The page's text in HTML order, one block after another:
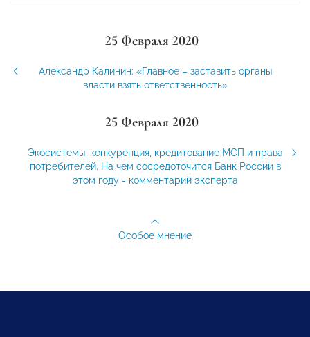
25 Февраля 2020
Александр Калинин: «Главное – заставить органы
власти взять ответственность»
25 Февраля 2020
Экосистемы, конкуренция, кредитование МСП и права
потребителей. На чем сосредоточится Банк России в
этом году - комментарий эксперта
Особое мнение